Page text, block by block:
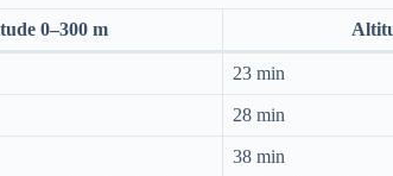
0–300 m
23 min
28 min
38 min